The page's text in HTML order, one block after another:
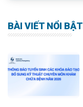
BÀI VIẾT NỔI BẬT